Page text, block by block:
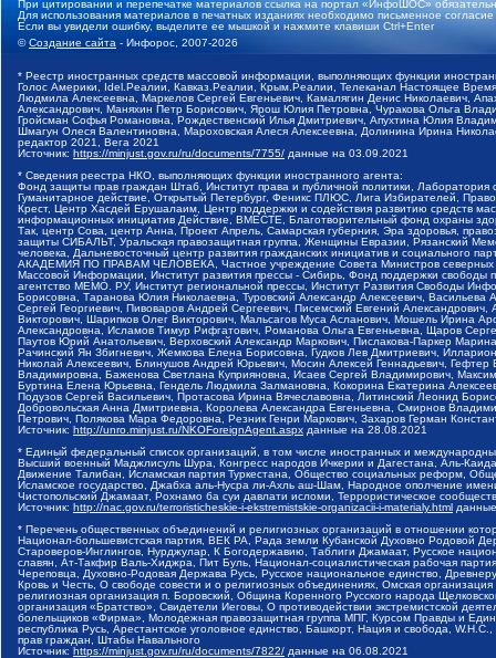
При цитировании и перепечатке материалов ссылка на портал «ИнфоШОС»
Для использования материалов в печатных изданиях необходимо письменное
Если вы увидели ошибку, выделите ее мышкой и нажмите клавиши Ctrl+Enter
©Создание сайта - Инфорос, 2007-2026
* Реестр иностранных средств массовой информации, выполняющих функции
Голос Америки, Idel.Реалии, Кавказ.Реалии, Крым.Реалии, Телеканал Настоящее
Людмила Алексеевна, Маркелов Сергей Евгеньевич, Камалягин Денис Николаевич,
Александрович, Маняхин Петр Борисович, Ярош Юлия Петровна, Чуракова Ольга
Гройсман Софья Романовна, Рождественский Илья Дмитриевич, Апухтина Юлия
Шмагун Олеся Валентиновна, Мароховская Алеся Алексеевна, Долинина Ирина
редактор 2021, Вега 2021
Источник: https://minjust.gov.ru/ru/documents/7755/ данные на 03.09.2021
* Сведения реестра НКО, выполняющих функции иностранного агента:
Фонд защиты прав граждан Штаб, Институт права и публичной политики,
Гуманитарное действие, Открытый Петербург, Феникс ПЛЮС, Лига Избирателей,
Крест, Центр Хасдей Ерушалаим, Центр поддержки и содействия развитию средств
информационных инициатив Действие, ВМЕСТЕ, Благотворительный фонд охраны
Так, центр Сова, центр Анна, Проект Апрель, Самарская губерния, Эра здоровья,
защиты СИБАЛЬТ, Уральская правозащитная группа, Женщины Евразии, Рязанский
человека, Дальневосточный центр развития гражданских инициатив и социального
АКАДЕМИЯ ПО ПРАВАМ ЧЕЛОВЕКА, Частное учреждение Совета Министров северных
Массовой Информации, Институт развития прессы - Сибирь, Фонд поддержки
агентство МЕМО. РУ, Институт региональной прессы, Институт Развития Свободы
Борисовна, Таранова Юлия Николаевна, Туровский Александр Алексеевич,
Сергей Георгиевич, Пивоваров Андрей Сергеевич, Писемский Евгений
Викторович, Шарипков Олег Викторович, Мальсагов Муса Асланович, Мошель Ирина
Александровна, Исламов Тимур Рифгатович, Романова Ольга Евгеньевна, Щаров
Паутов Юрий Анатольевич, Верховский Александр Маркович, Пислакова-Паркер
Рачинский Ян Збигневич, Жемкова Елена Борисовна, Гудков Лев Дмитриевич,
Николай Алексеевич, Блинушов Андрей Юрьевич, Мосин Алексей Геннадьевич,
Владимировна, Баженова Светлана Куприяновна, Исаев Сергей Владимирович,
Буртина Елена Юрьевна, Гендель Людмила Залмановна, Кокорина Екатерина
Подузов Сергей Васильевич, Протасова Ирина Вячеславовна, Литинский Леонид
Добровольская Анна Дмитриевна, Королева Александра Евгеньевна, Смирнов
Петрович, Полякова Мара Федоровна, Резник Генри Маркович, Захаров Герман
Источник: http://unro.minjust.ru/NKOForeignAgent.aspx данные на 28.08.2021
* Единый федеральный список организаций, в том числе иностранных и
Высший военный Маджлисуль Шура, Конгресс народов Ичкерии и Дагестана, Аль-
Движение Талибан, Исламская партия Туркестана, Общество социальных реформ,
Исламское государство, Джабха аль-Нусра ли-Ахль аш-Шам, Народное ополчение
Чистопольский Джамаат, Рохнамо ба суи давлати исломи, Террористическое
Источник: http://nac.gov.ru/terroristicheskie-i-ekstremistskie-organizacii-i-materialy.html
* Перечень общественных объединений и религиозных организаций в отношении
Национал-большевистская партия, ВЕК РА, Рада земли Кубанской Духовно Родовой
Староверов-Инглингов, Нурджулар, К Богодержавию, Таблиги Джамаат, Русское
славян, Ат-Такфир Валь-Хиджра, Пит Буль, Национал-социалистическая рабочая
Череповца, Духовно-Родовая Держава Русь, Русское национальное единство,
Кровь и Честь, О свободе совести и о религиозных объединениях, Омская
религиозная организация п. Боровский, Община Коренного Русского народа
организация «Братство», Свидетели Иеговы, О противодействии экстремистской
болельщиков «Фирма», Молодежная правозащитная группа МПГ, Курсом Правды и
республика Русь, Арестантское уголовное единство, Башкорт, Нация и свобода,
прав граждан, Штабы Навального
Источник: https://minjust.gov.ru/ru/documents/7822/ данные на 06.08.2021